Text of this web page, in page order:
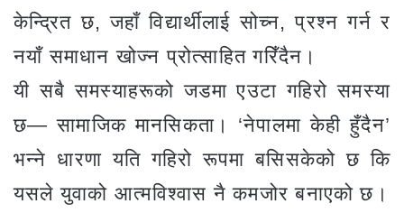
केन्द्रित छ, जहाँ विद्यार्थीलाई सोच्न, प्रश्न गर्न र
नयाँ समाधान खोज्न प्रोत्साहित गरिँदैन।
यी सबै समस्याहरूको जडमा एउटा गहिरो समस्या
छ— सामाजिक मानसिकता। ‘नेपालमा केही हुँदैन’
भन्ने धारणा यति गहिरो रूपमा बसिसकेको छ कि
यसले युवाको आत्मविश्वास नै कमजोर बनाएको छ।